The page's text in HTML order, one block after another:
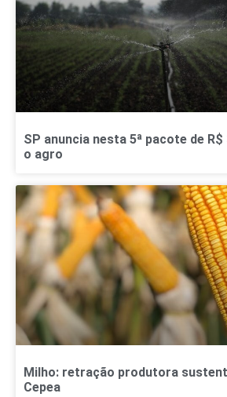
SP anuncia nesta 5ª pacote de
o agro
Milho: retração produtora
Cepea